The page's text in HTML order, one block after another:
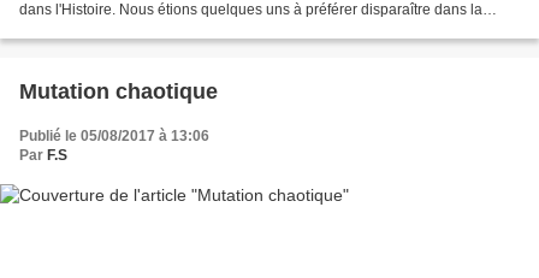
dans l'Histoire. Nous étions quelques uns à préférer disparaître dans la
Mutation chaotique
Publié le 05/08/2017 à 13:06
Par F.S